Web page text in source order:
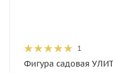
1
Фигура садовая